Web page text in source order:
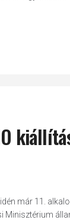
már 11.
Minisztérium